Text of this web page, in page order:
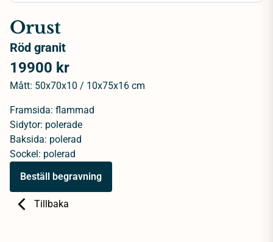
Tillbaka
Orust
Röd granit
19900 kr
Mått: 50x70x10 / 10x75x16 cm
Framsida: flammad
Sidytor: polerade
Baksida: polerad
Sockel: polerad
Beställ begravning